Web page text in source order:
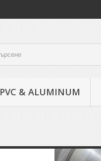
PVC & ALUMINUM